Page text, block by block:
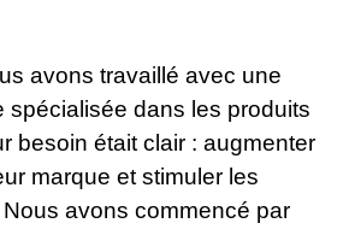
avons travaillé avec une
spécialisée dans les produits
besoin était clair : augmenter
marque et stimuler les
avons commencé par